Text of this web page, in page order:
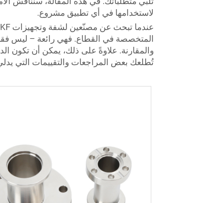
لاستخدامها في أي تطبيق مشروع.
المتخصصة في القطاع. فهي رائعة – ليس
والمقارنة. علاوةً على ذلك، يمكن أن تكون
تُطلعك بعض المراجعات والتقييمات التي